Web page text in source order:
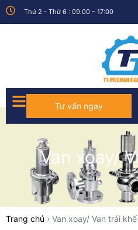
Thứ 2 - Thứ 6 : 09.00 – 17:00
Tư vấn ngay
Van xoay/
Trang chủ › Van xoay/ Van trái khế